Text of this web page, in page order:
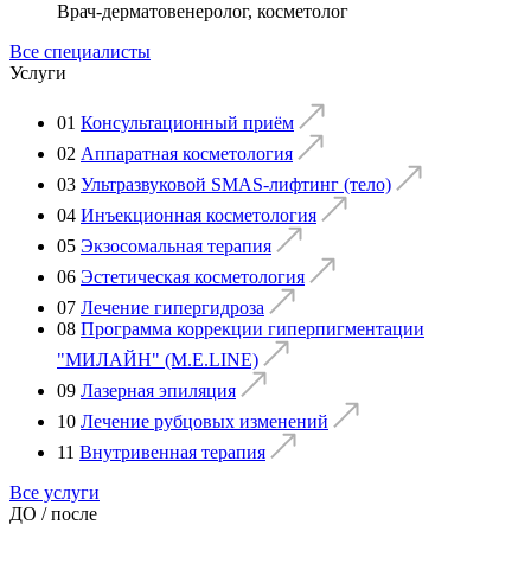
Врач-дерматовенеролог, косметолог
Все специалисты
Услуги
01 Консультационный приём
02 Аппаратная косметология
03 Ультразвуковой SMAS-лифтинг (тело)
04 Инъекционная косметология
05 Экзосомальная терапия
06 Эстетическая косметология
07 Лечение гипергидроза
08 Программа коррекции гиперпигментации
"МИЛАЙН" (M.E.LINE)
09 Лазерная эпиляция
10 Лечение рубцовых изменений
11 Внутривенная терапия
Все услуги
ДО / после